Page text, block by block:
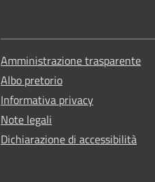
Amministrazione trasparente
Albo pretorio
Informativa privacy
Note legali
Dichiarazione di accessibilità